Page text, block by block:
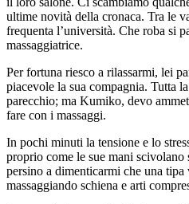
ultime novità della cronaca. Tra le
frequenta l’università. Che roba si
massaggiatrice.
Per fortuna riesco a rilassarmi, lei
piacevole la sua compagnia. Tutta
parecchio; ma Kumiko, devo
fare con i massaggi.
In pochi minuti la tensione e lo
proprio come le sue mani
persino a dimenticarmi che una tipa
massaggiando schiena e arti